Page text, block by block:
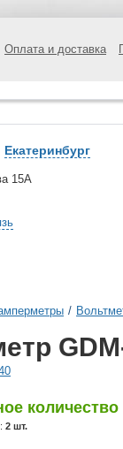
Оплата и доставка
Екатеринбург
15А
/
количество
2 шт.